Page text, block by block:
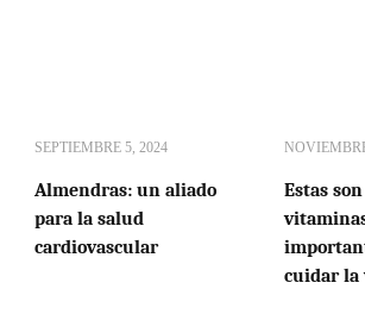
SEPTIEMBRE 5, 2024
Almendras: un aliado
para la salud
cardiovascular
Estas
cuidar la